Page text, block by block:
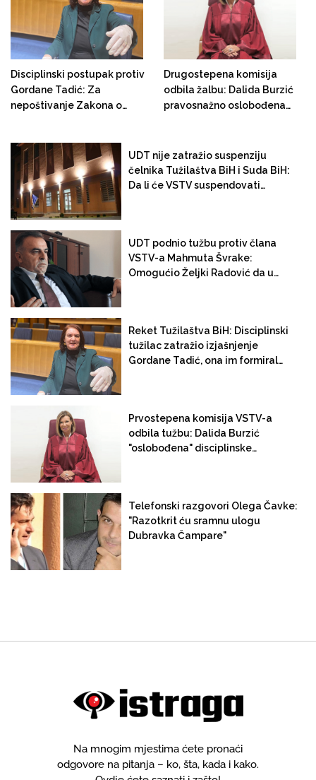
Disciplinski postupak protiv
Gordane Tadić: Za
nepoštivanje Zakona o
Drugostepena komisija
odbila žalbu: Dalida Burzić
pravosnažno oslobođena
UDT nije zatražio suspenziju
čelnika Tužilaštva BiH i Suda BiH:
Da li će VSTV suspendovati
UDT podnio tužbu protiv člana
VSTV-a Mahmuta Švrake:
Omogućio Željki Radović da u
Reket Tužilaštva BiH: Disciplinski
tužilac zatražio izjašnjenje
Gordane Tadić, ona im formirala
Prvostepena komisija VSTV-a
odbila tužbu: Dalida Burzić
"oslobođena" disciplinske
Telefonski razgovori Olega Čavke:
"Razotkrit ću sramnu ulogu
Dubravka Čampare"
Na mnogim mjestima ćete pronaći
odgovore na pitanja – ko, šta, kada i kako.